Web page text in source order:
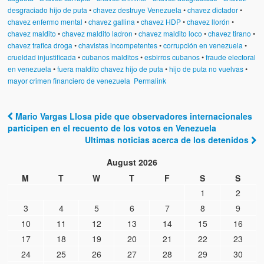
Víctimas del régimen dictatorial de Chávez desde que tomó el
poder hasta el 31 de diciembre de 2009
Víctimas inocentes de la violencia castrista del 4 de Febrero de
1992
¡¡¡Miserable traidor, mira a tu pueblo!!! (Despicable traitor, look
your country!!!)
Fotos
Versos
Videos
Chistes
desgraciado hijo de puta •chavez destruye Venezuela •chavez dictador•
chavez enfermo mental •chavez gallina •chavez HDP•chavez llorón •
chavez maldito •chavez maldito ladron •chavez maldito loco •chavez tirano •
chavez trafica droga •chavistas incompetentes•corrupción en venezuela •
crueldad injustificada •cubanos malditos•esbirros cubanos•fraude electoral
en venezuela •fuera maldito chavez hijo de puta •hijo de puta no vuelvas•
mayor crimen financiero de venezuela Permalink
Post navigation
Mario Vargas Llosa pide que observadores internacionales
participen en el recuento de los votos en Venezuela
Ultimas noticias acerca de los detenidos
August 2026
M
T W T F S
S
1
2
3
4 5 6 7 8
9
10
11 12 13 14 15
16
17
18 19 20 21 22
23
24
25 26 27 28 29
30